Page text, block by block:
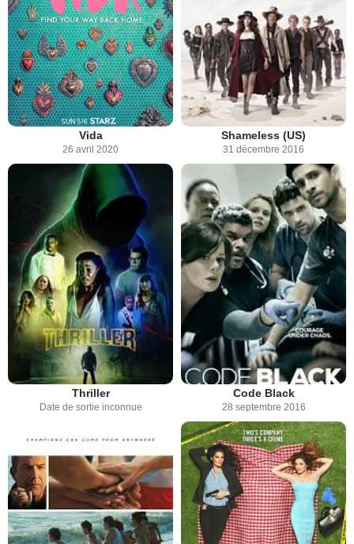
Vida
26 avril 2020
Shameless (US)
31 décembre 2016
Thriller
Date de sortie inconnue
Code Black
28 septembre 2016